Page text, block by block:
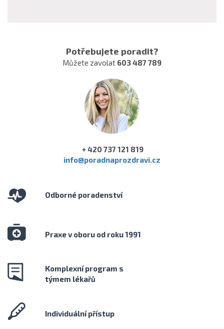
Potřebujete poradit?
Můžete zavolat 603 487 789
+ 420 737 121 819
info@poradnaprozdravi.cz
Odborné poradenství
Praxe v oboru od roku 1991
Komplexní program s
týmem lékařů
Individuální přístup